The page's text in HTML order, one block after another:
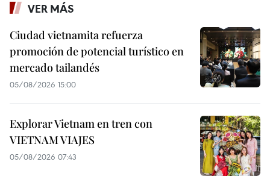
VER MÁS
Ciudad vietnamita refuerza
promoción de potencial turístico en
mercado tailandés
05/08/2026 15:00
Explorar Vietnam en tren con
VIETNAM VIAJES
05/08/2026 07:43